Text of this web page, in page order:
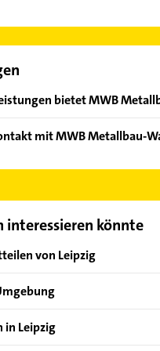
bietet MWB
Schließanlagen.
mit MWB Metallbau-
interessieren könnte
von Leipzig
in Leipzig